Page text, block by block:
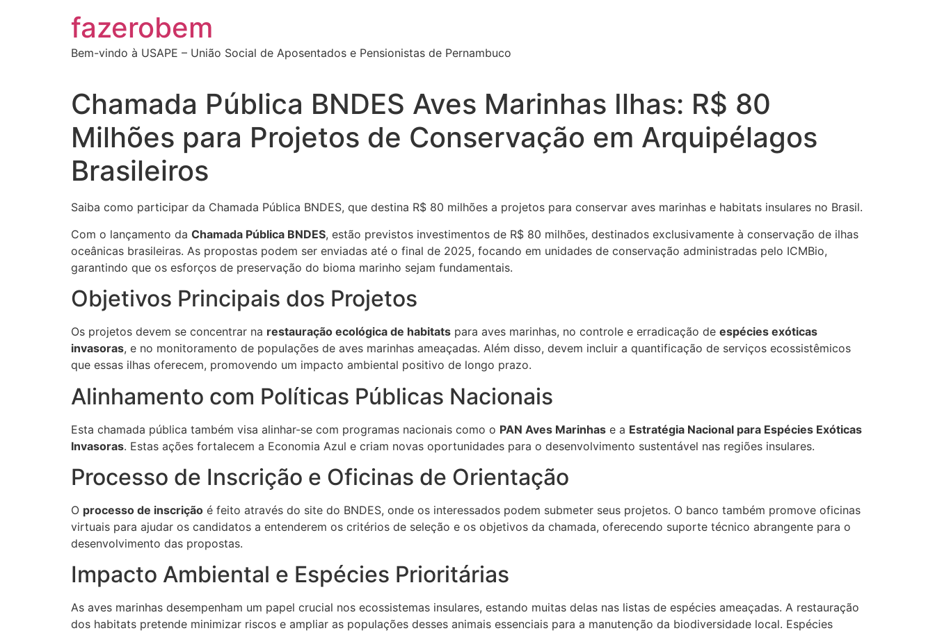
fazerobem
Bem-vindo à USAPE – União Social de Aposentados e Pensionistas de Pernambuco
Chamada Pública BNDES Aves Marinhas Ilhas: R$ 80
Milhões para Projetos de Conservação em Arquipélagos
Brasileiros
Saiba como participar da Chamada Pública BNDES, que destina R$ 80 milhões a projetos para conservar aves marinhas e habitats insulares no Brasil.
Com o lançamento da Chamada Pública BNDES, estão previstos investimentos de R$ 80 milhões, destinados exclusivamente à conservação de ilhas
oceânicas brasileiras. As propostas podem ser enviadas até o final de 2025, focando em unidades de conservação administradas pelo ICMBio,
garantindo que os esforços de preservação do bioma marinho sejam fundamentais.
Objetivos Principais dos Projetos
Os projetos devem se concentrar na restauração ecológica de habitats para aves marinhas, no controle e erradicação de espécies exóticas
invasoras, e no monitoramento de populações de aves marinhas ameaçadas. Além disso, devem incluir a quantificação de serviços ecossistêmicos
que essas ilhas oferecem, promovendo um impacto ambiental positivo de longo prazo.
Alinhamento com Políticas Públicas Nacionais
Esta chamada pública também visa alinhar-se com programas nacionais como o PAN Aves Marinhas e a Estratégia Nacional para Espécies Exóticas
Invasoras. Estas ações fortalecem a Economia Azul e criam novas oportunidades para o desenvolvimento sustentável nas regiões insulares.
Processo de Inscrição e Oficinas de Orientação
O processo de inscrição é feito através do site do BNDES, onde os interessados podem submeter seus projetos. O banco também promove oficinas
virtuais para ajudar os candidatos a entenderem os critérios de seleção e os objetivos da chamada, oferecendo suporte técnico abrangente para o
desenvolvimento das propostas.
Impacto Ambiental e Espécies Prioritárias
As aves marinhas desempenham um papel crucial nos ecossistemas insulares, estando muitas delas nas listas de espécies ameaçadas. A restauração
dos habitats pretende minimizar riscos e ampliar as populações desses animais essenciais para a manutenção da biodiversidade local. Espécies